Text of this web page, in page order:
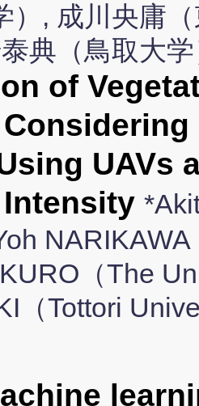
）, 成川央庸
典（鳥取大
of
UAVs
（The
（Tottori